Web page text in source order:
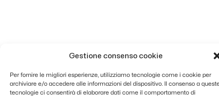
Gestione consenso cookie
Per fornire le migliori esperienze, utilizziamo tecnologie come i cookie per
archiviare e/o accedere alle informazioni del dispositivo. Il consenso a
tecnologie ci consentirà di elaborare dati come il comportamento di